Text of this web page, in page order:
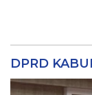
DPRD